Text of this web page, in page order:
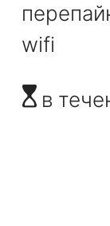
wifi
в